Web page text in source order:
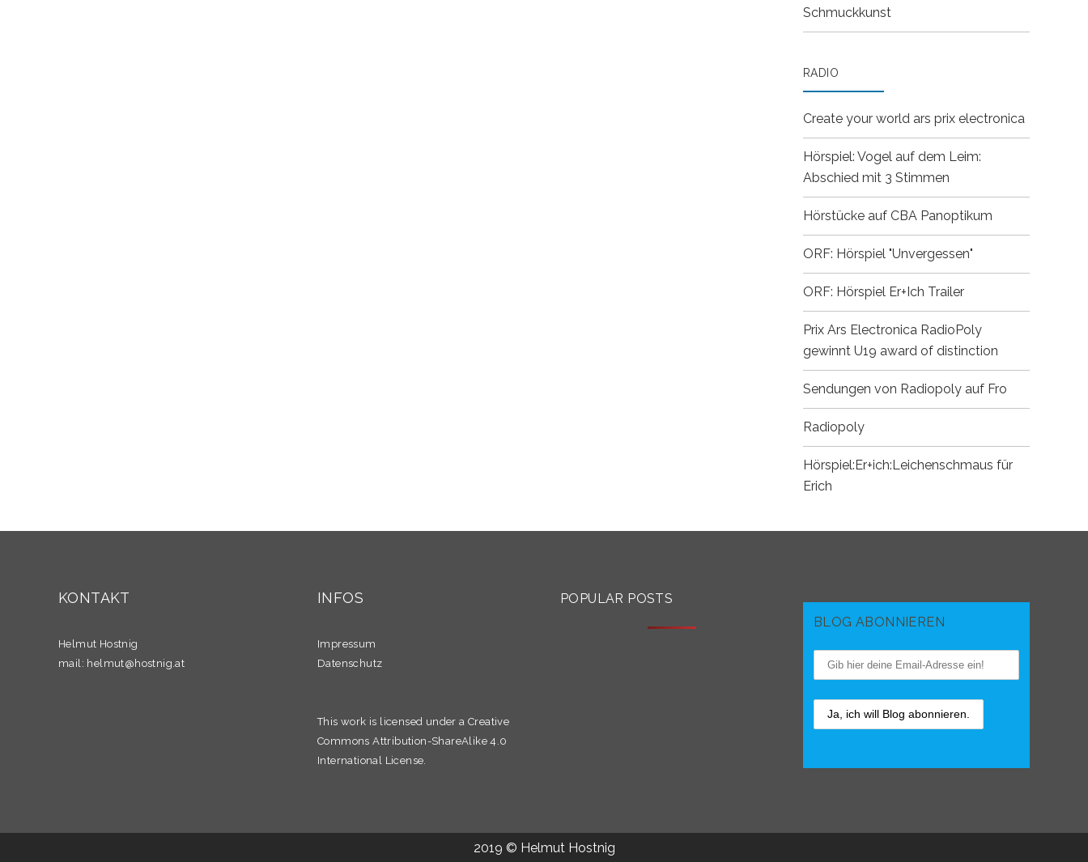
Schmuckkunst
RADIO
Create your world ars prix electronica
Hörspiel: Vogel auf dem Leim:
Abschied mit 3 Stimmen
Hörstücke auf CBA Panoptikum
ORF: Hörspiel "Unvergessen"
ORF: Hörspiel Er+Ich Trailer
Prix Ars Electronica RadioPoly
gewinnt U19 award of distinction
Sendungen von Radiopoly auf Fro
Radiopoly
Hörspiel:Er+ich:Leichenschmaus für
Erich
KONTAKT
Helmut Hostnig
mail: helmut@hostnig.at
INFOS
Impressum
Datenschutz
This work is licensed under a Creative
Commons Attribution-ShareAlike 4.0
International License.
POPULAR POSTS
BLOG ABONNIEREN
2019 © Helmut Hostnig